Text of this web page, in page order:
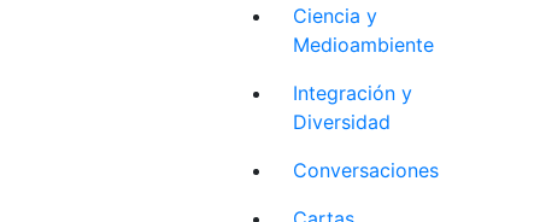
Ciencia y
Medioambiente
Integración y
Diversidad
Conversaciones